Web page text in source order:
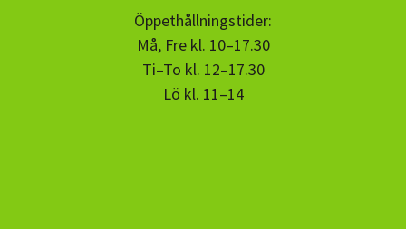
Öppethållningstider:
Må, Fre kl. 10–17.30
Ti–To kl. 12–17.30
Lö kl. 11–14